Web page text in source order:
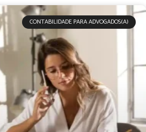
CONTABILIDADE PARA ADVOGADOS(A)